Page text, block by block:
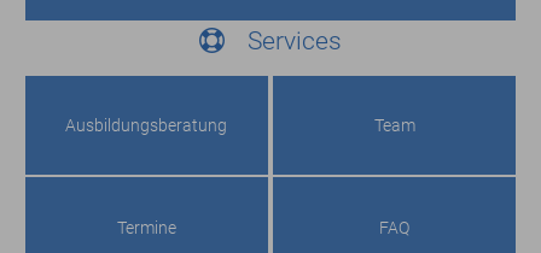
Services
Ausbildungs­beratung Team
Termine FAQ